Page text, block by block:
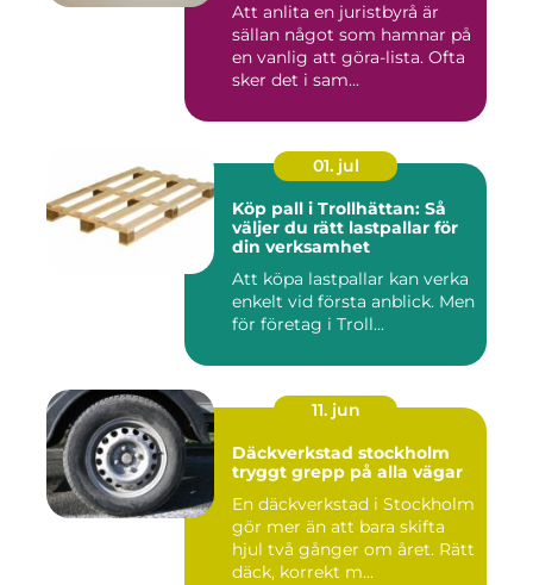
Att anlita en juristbyrå är
sällan något som hamnar på
en vanlig att göra-lista. Ofta
sker det i sam...
01. jul
Köp pall i Trollhättan: Så
väljer du rätt lastpallar för
din verksamhet
Att köpa lastpallar kan verka
enkelt vid första anblick. Men
för företag i Troll...
11. jun
Däckverkstad stockholm
tryggt grepp på alla vägar
En däckverkstad i Stockholm
gör mer än att bara skifta
hjul två gånger om året. Rätt
däck, korrekt m...